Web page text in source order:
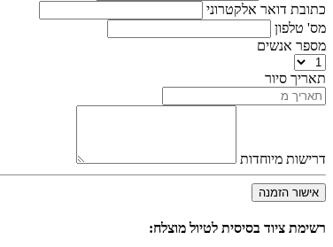
כתובת דואר אלקטרוני
מס' טלפון
מספר אנשים
תאריך סיור
דרישות מיוחדות
אישור הזמנה
רשימת ציוד בסיסית לטיול מוצלח: